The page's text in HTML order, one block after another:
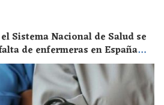
Sistema Nacional de Salud se
de enfermeras en España
para la salud de toda la